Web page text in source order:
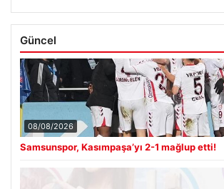
Güncel
08/08/2026
Samsunspor, Kasımpaşa’yı 2-1 mağlup etti!